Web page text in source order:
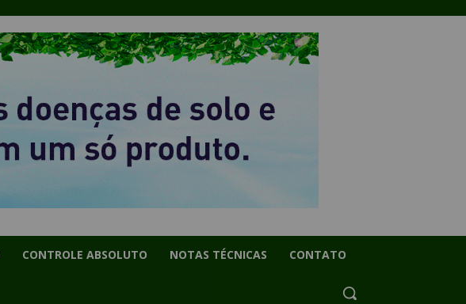
CONTROLE ABSOLUTO NOTAS TÉCNICAS CONTATO